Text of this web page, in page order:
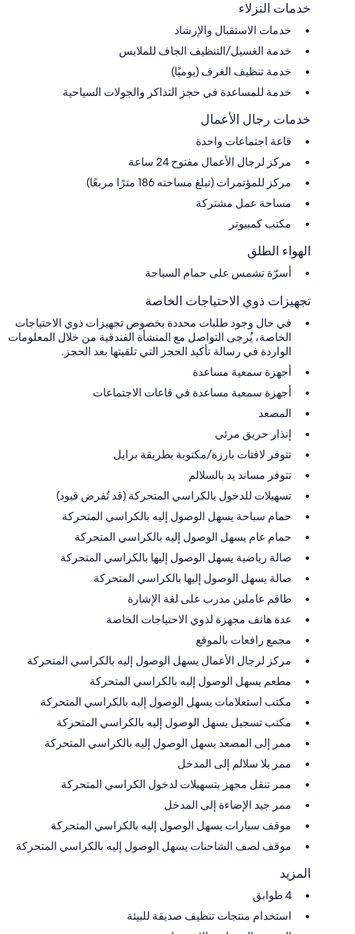
خدمات النزلاء
خدمات الاستقبال والإرشاد
خدمة الغسيل/التنظيف الجاف للملابس
خدمة تنظيف الغرف (يوميًا)
خدمة للمساعدة في حجز التذاكر والجولات السياحية
خدمات رجال الأعمال
قاعة اجتماعات واحدة
مركز لرجال الأعمال مفتوح 24 ساعة
مركز للمؤتمرات (تبلغ مساحته 186 مترًا مربعًا)
مساحة عمل مشتركة
مكتب كمبيوتر
الهواء الطلق
أسرّة تشمس على حمام السباحة
تجهيزات ذوي الاحتياجات الخاصة
في حال وجود طلبات محددة بخصوص تجهيزات ذوي الاحتياجات
الخاصة، يُرجى التواصل مع المنشأة الفندقية من خلال المعلومات
الواردة في رسالة تأكيد الحجز التي تلقيتها بعد الحجز.
أجهزة سمعية مساعدة
أجهزة سمعية مساعدة في قاعات الاجتماعات
المصعد
إنذار حريق مرئي
تتوفر لافتات بارزة/مكتوبة بطريقة برايل
تتوفر مساند يد بالسلالم
تسهيلات للدخول بالكراسي المتحركة (قد تُفرض قيود)
حمام سباحة يسهل الوصول إليه بالكراسي المتحركة
حمام عام يسهل الوصول إليه بالكراسي المتحركة
صالة رياضية يسهل الوصول إليها بالكراسي المتحركة
صالة يسهل الوصول إليها بالكراسي المتحركة
طاقم عاملين مدرب على لغة الإشارة
عدة هاتف مجهزة لذوي الاحتياجات الخاصة
مجمع رافعات بالموقع
مركز لرجال الأعمال يسهل الوصول إليه بالكراسي المتحركة
مطعم يسهل الوصول إليه بالكراسي المتحركة
مكتب استعلامات يسهل الوصول إليه بالكراسي المتحركة
مكتب تسجيل يسهل الوصول إليه بالكراسي المتحركة
ممر إلى المصعد يسهل الوصول إليه بالكراسي المتحركة
ممر بلا سلالم إلى المدخل
ممر تنقل مجهز بتسهيلات لدخول الكراسي المتحركة
ممر جيد الإضاءة إلى المدخل
موقف سيارات يسهل الوصول إليه بالكراسي المتحركة
موقف لصف الشاحنات يسهل الوصول إليه بالكراسي المتحركة
المزيد
4 طوابق
استخدام منتجات تنظيف صديقة للبيئة